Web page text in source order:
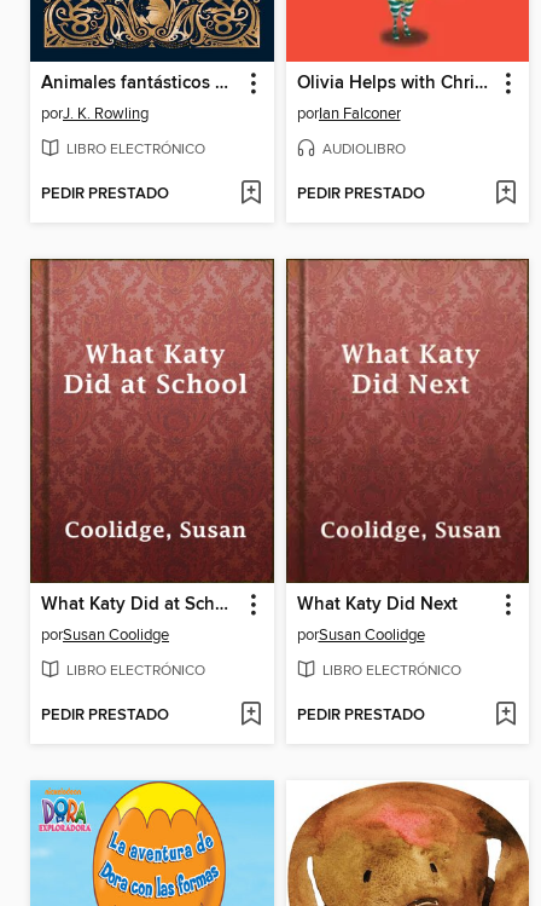
Animales fantásticos y dónde encontrarlos
porJ. K. Rowling
LIBRO ELECTRÓNICO
PEDIR PRESTADO
Olivia Helps with Christmas
porIan Falconer
AUDIOLIBRO
PEDIR PRESTADO
What Katy Did at School
porSusan Coolidge
LIBRO ELECTRÓNICO
PEDIR PRESTADO
What Katy Did Next
porSusan Coolidge
LIBRO ELECTRÓNICO
PEDIR PRESTADO